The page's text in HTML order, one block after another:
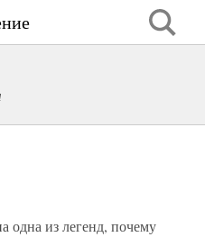
одна из легенд, почему